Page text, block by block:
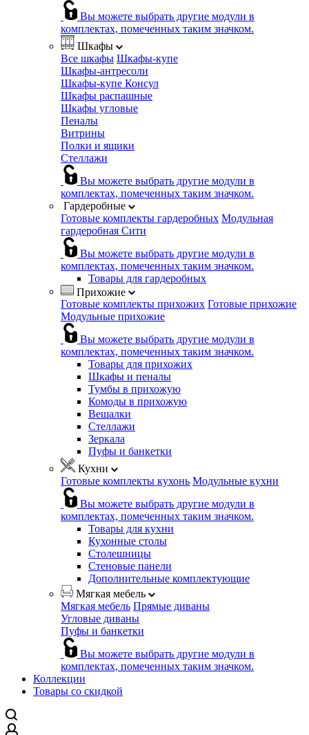
Вы можете выбрать другие модули в
комплектах, помеченных таким значком.
Шкафы
Все шкафы Шкафы-купе
Шкафы-антресоли
Шкафы-купе Консул
Шкафы распашные
Шкафы угловые
Пеналы
Витрины
Полки и ящики
Стеллажи
Вы можете выбрать другие модули в
комплектах, помеченных таким значком.
Гардеробные
Готовые комплекты гардеробных Модульная
гардеробная Сити
Вы можете выбрать другие модули в
комплектах, помеченных таким значком.
Товары для гардеробных
Прихожие
Готовые комплекты прихожих Готовые прихожие
Модульные прихожие
Вы можете выбрать другие модули в
комплектах, помеченных таким значком.
Товары для прихожих
Шкафы и пеналы
Тумбы в прихожую
Комоды в прихожую
Вешалки
Стеллажи
Зеркала
Пуфы и банкетки
Кухни
Готовые комплекты кухонь Модульные кухни
Вы можете выбрать другие модули в
комплектах, помеченных таким значком.
Товары для кухни
Кухонные столы
Столешницы
Стеновые панели
Дополнительные комплектующие
Мягкая мебель
Мягкая мебель Прямые диваны
Угловые диваны
Пуфы и банкетки
Вы можете выбрать другие модули в
комплектах, помеченных таким значком.
Коллекции
Товары со скидкой